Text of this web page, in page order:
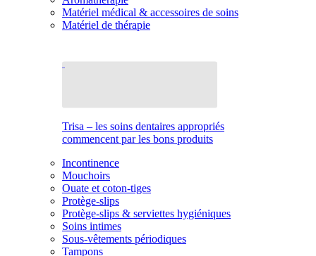
Matériel médical & accessoires de soins
Matériel de thérapie
Trisa – les soins dentaires appropriés
commencent par les bons produits
Incontinence
Mouchoirs
Ouate et coton-tiges
Protège-slips
Protège-slips & serviettes hygiéniques
Soins intimes
Sous-vêtements périodiques
Tampons